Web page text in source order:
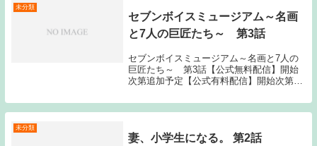
未分類
セブンボイスミュージアム～名画
と7人の巨匠たち～ 第3話
セブンボイスミュージアム～名画と7人の
巨匠たち～ 第3話【公式無料配信】開始
次第追加予定【公式有料配信】開始次第追
TOPへSource: New feedセブンボイスミュ
ージアム～名画と7人の巨匠たち～...
未分類
妻、小学生になる。 第2話